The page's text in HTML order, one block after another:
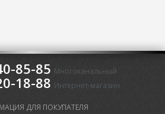
85-85 Многоканальный
18-88 Интернет-магазин
ДЛЯ ПОКУПАТЕЛЯ